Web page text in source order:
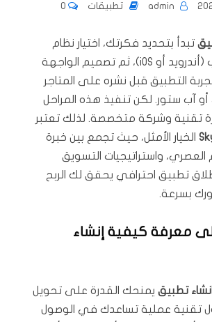
تطبيقات
تبدأ بتحديد فكرتك، اختيار نظام
التشغيل المناسب (أندرويد أو iOS)، ثم تصميم الواجهة
التطبيق قبل نشره على المتاجر
آب ستور. لكن تنفيذ هذه المراحل
تقنية وشركة متخصصة. لذلك تعتبر
الخيار الأمثل، حيث تجمع بين خبرة
العصري، واستراتيجيات التسويق
تطبيق احترافي يحقق لك الربح
بسرعة.
معرفة كيفية إنشاء
تطبيق يمنحك القدرة على تحويل
تقنية عملية تساعدك في الوصول